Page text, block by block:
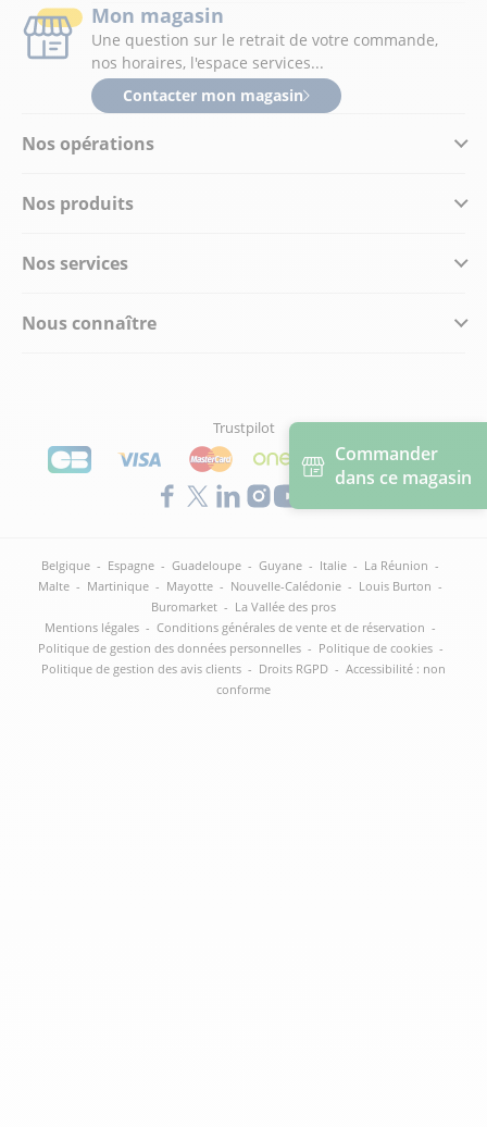
Commander
dans ce magasin
Nos opérations
Nos produits
Nos services
Nous connaître
Mon magasin
Une question sur le retrait de votre commande,
nos horaires, l'espace services...
Contacter mon magasin
Trustpilot
Belgique - Espagne - Guadeloupe - Guyane - Italie - La Réunion -
Malte - Martinique - Mayotte - Nouvelle-Calédonie - Louis Burton -
Buromarket - La Vallée des pros
Mentions légales - Conditions générales de vente et de réservation -
Politique de gestion des données personnelles - Politique de cookies -
Politique de gestion des avis clients - Droits RGPD - Accessibilité : non
conforme